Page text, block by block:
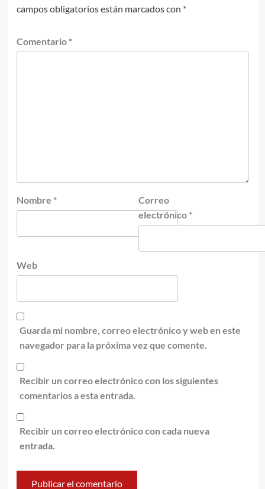
campos obligatorios están marcados con *
Comentario *
Nombre *
Correo
electrónico *
Web
Guarda mi nombre, correo electrónico y web en este
navegador para la próxima vez que comente.
Recibir un correo electrónico con los siguientes
comentarios a esta entrada.
Recibir un correo electrónico con cada nueva
entrada.